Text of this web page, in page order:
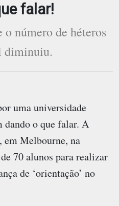
falar!
o número de héteros
diminuiu.
uma universidade
dando o que falar. A
Melbourne, na
70 alunos para realizar
de ‘orientação’ no